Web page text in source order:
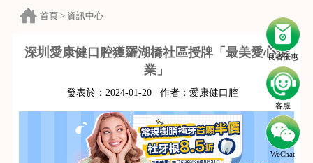
長者優惠
客服
WeChat
首頁 > 資訊中心
深圳愛康健口腔獲羅湖橋社區授牌「最美愛心企
業」
發表於： 2024-01-20 作者： 愛康健口腔